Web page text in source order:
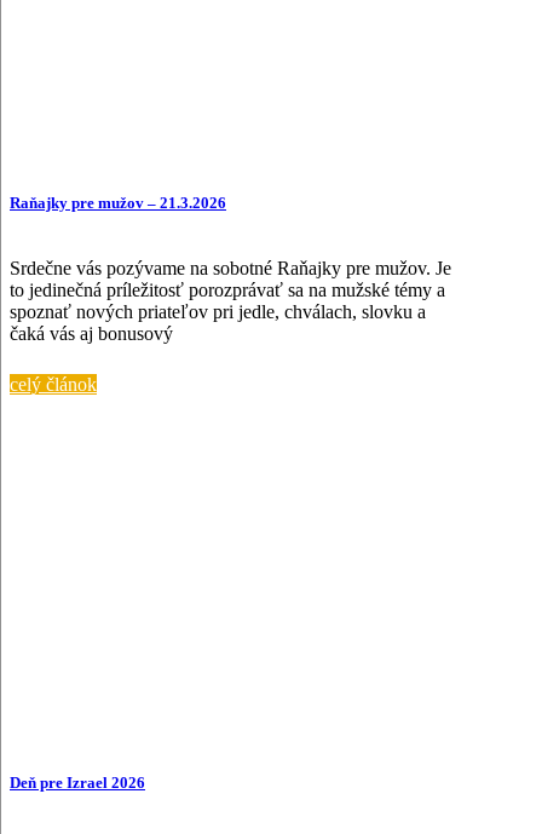
Raňajky pre mužov – 21.3.2026
Srdečne vás pozývame na sobotné Raňajky pre mužov. Je
to jedinečná príležitosť porozprávať sa na mužské témy a
spoznať nových priateľov pri jedle, chválach, slovku a
čaká vás aj bonusový
celý článok
Deň pre Izrael 2026